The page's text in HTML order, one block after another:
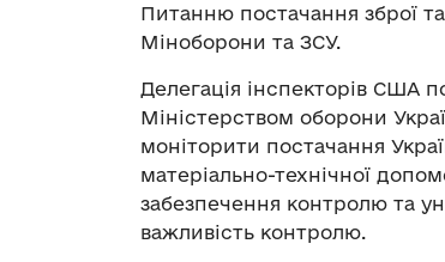
Питанню постачання зброї та
Міноборони та ЗСУ.
Делегація інспекторів США
Міністерством оборони
моніторити постачання
матеріально-технічної
забезпечення контролю та
важливість контролю.